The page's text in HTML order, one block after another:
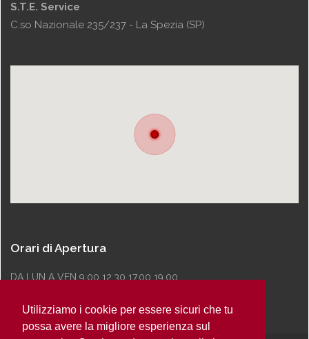
Utilizziamo i cookie per essere sicuri che tu
possa avere la migliore esperienza sul
S.T.E. Service
C.so Nazionale 235/237 - La Spezia (SP)
Orari di Apertura
DA LUN A VEN 9.00 12.30 17.00 19.00